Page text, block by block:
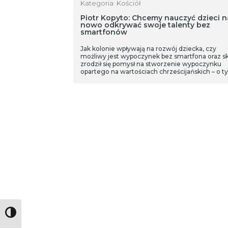
Toggle High Contrast
Kategoria: Kościół
Piotr Kopyto: Chcemy nauczyć dzieci
nowo odkrywać swoje talenty bez
smartfonów
Jak kolonie wpływają na rozwój dziecka, czy
możliwy jest wypoczynek bez smartfona oraz
zrodził się pomysł na stworzenie wypoczynku
opartego na wartościach chrześcijańskich – o